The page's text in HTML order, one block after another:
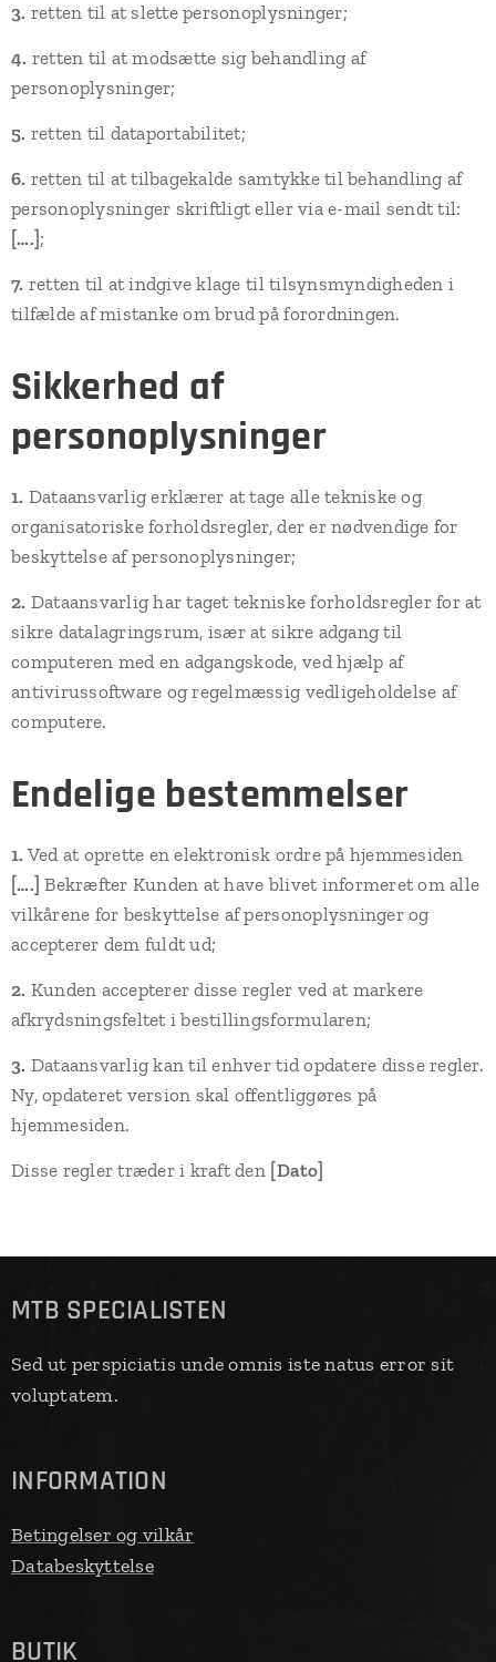
3. retten til at slette personoplysninger;
4. retten til at modsætte sig behandling af
personoplysninger;
5. retten til dataportabilitet;
6. retten til at tilbagekalde samtykke til behandling af
personoplysninger skriftligt eller via e-mail sendt til:
[….] ;
7. retten til at indgive klage til tilsynsmyndigheden i
tilfælde af mistanke om brud på forordningen.
Sikkerhed af
personoplysninger
1. Dataansvarlig erklærer at tage alle tekniske og
organisatoriske forholdsregler, der er nødvendige for
beskyttelse af personoplysninger;
2. Dataansvarlig har taget tekniske forholdsregler for at
sikre datalagringsrum, især at sikre adgang til
computeren med en adgangskode, ved hjælp af
antivirussoftware og regelmæssig vedligeholdelse af
computere.
Endelige bestemmelser
1. Ved at oprette en elektronisk ordre på hjemmesiden
[….] Bekræfter Kunden at have blivet informeret om alle
vilkårene for beskyttelse af personoplysninger og
accepterer dem fuldt ud;
2. Kunden accepterer disse regler ved at markere
afkrydsningsfeltet i bestillingsformularen;
3. Dataansvarlig kan til enhver tid opdatere disse regler.
Ny, opdateret version skal offentliggøres på
hjemmesiden.
Disse regler træder i kraft den [Dato]
MTB SPECIALISTEN
Sed ut perspiciatis unde omnis iste natus error sit
voluptatem.
INFORMATION
Betingelser og vilkår
Databeskyttelse
BUTIK